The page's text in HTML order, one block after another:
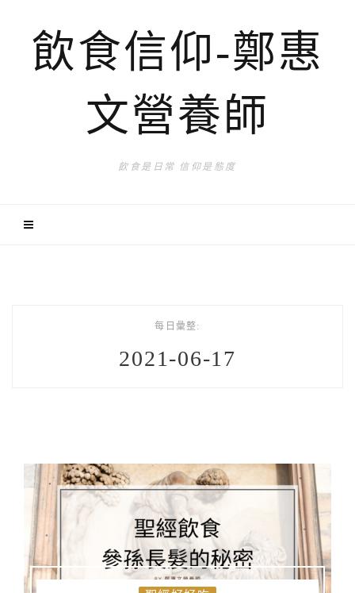
飲食信仰-鄭惠
文營養師
飲食是日常 信仰是態度
每日彙整:
2021-06-17